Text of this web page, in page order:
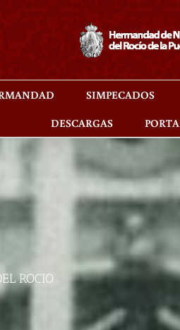
SIMPECADOS
DESCARGAS
ROCIO